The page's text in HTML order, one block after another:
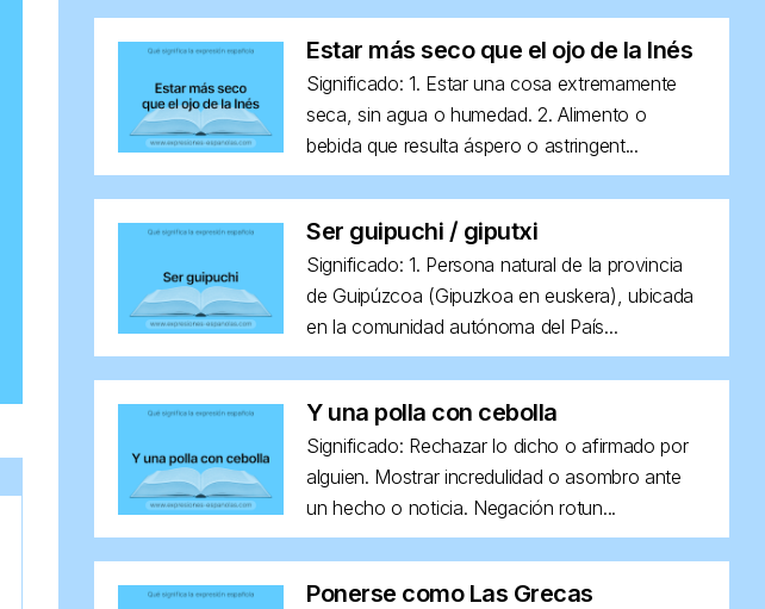
Estar más seco que el ojo de la Inés
Significado: 1. Estar una cosa extremamente
seca, sin agua o humedad. 2. Alimento o
bebida que resulta áspero o astringent...
Ser guipuchi / giputxi
Significado: 1. Persona natural de la provincia
de Guipúzcoa (Gipuzkoa en euskera), ubicada
en la comunidad autónoma del País...
Y una polla con cebolla
Significado: Rechazar lo dicho o afirmado por
alguien. Mostrar incredulidad o asombro ante
un hecho o noticia. Negación rotun...
Ponerse como Las Grecas